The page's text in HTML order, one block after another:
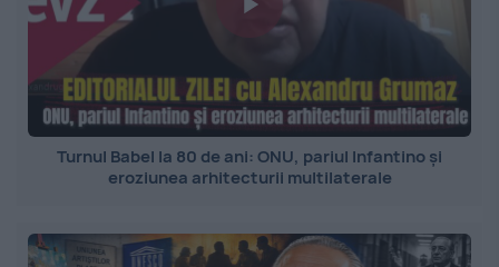
Turnul Babel la 80 de ani: ONU, pariul Infantino și
eroziunea arhitecturii multilaterale